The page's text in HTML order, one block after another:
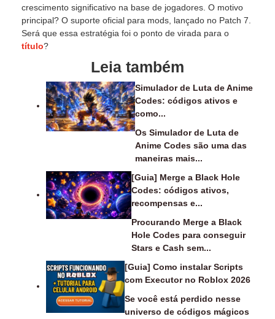
crescimento significativo na base de jogadores. O motivo
principal? O suporte oficial para mods, lançado no Patch 7.
Será que essa estratégia foi o ponto de virada para o
título?
Leia também
Simulador de Luta de Anime
Codes: códigos ativos e
como...
Os Simulador de Luta de
Anime Codes são uma das
maneiras mais...
[Guia] Merge a Black Hole
Codes: códigos ativos,
recompensas e...
Procurando Merge a Black
Hole Codes para conseguir
Stars e Cash sem...
[Guia] Como instalar Scripts
com Executor no Roblox 2026
Se você está perdido nesse
universo de códigos mágicos